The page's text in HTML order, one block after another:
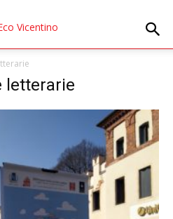
letterarie